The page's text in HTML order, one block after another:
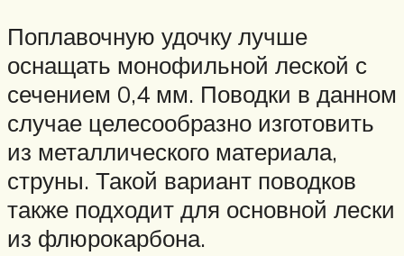
Поплавочную удочку лучше
оснащать монофильной леской с
сечением 0,4 мм. Поводки в данном
случае целесообразно изготовить
из металлического материала,
струны. Такой вариант поводков
также подходит для основной лески
из флюрокарбона.